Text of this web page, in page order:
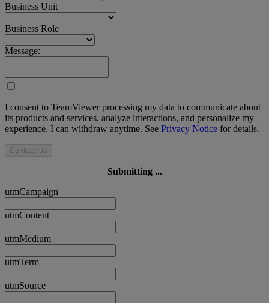
Business Unit
Business Role
Message:
I consent to TeamViewer processing my data to communicate about
its products and services, analyze interactions, and personalize my
experience. I can withdraw anytime. See Privacy Notice for details.
Contact us
Submitting ...
utmCampaign
utmContent
utmMedium
utmTerm
utmSource